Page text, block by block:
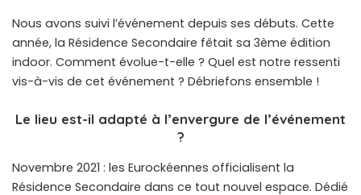
Nous avons suivi l’événement depuis ses débuts. Cette
année, la Résidence Secondaire fêtait sa 3ème édition
indoor. Comment évolue-t-elle ? Quel est notre ressenti
vis-à-vis de cet événement ? Débriefons ensemble !
Le lieu est-il adapté à l’envergure de l’événement
?
Novembre 2021 : les Eurockéennes officialisent la
Résidence Secondaire dans ce tout nouvel espace. Dédié